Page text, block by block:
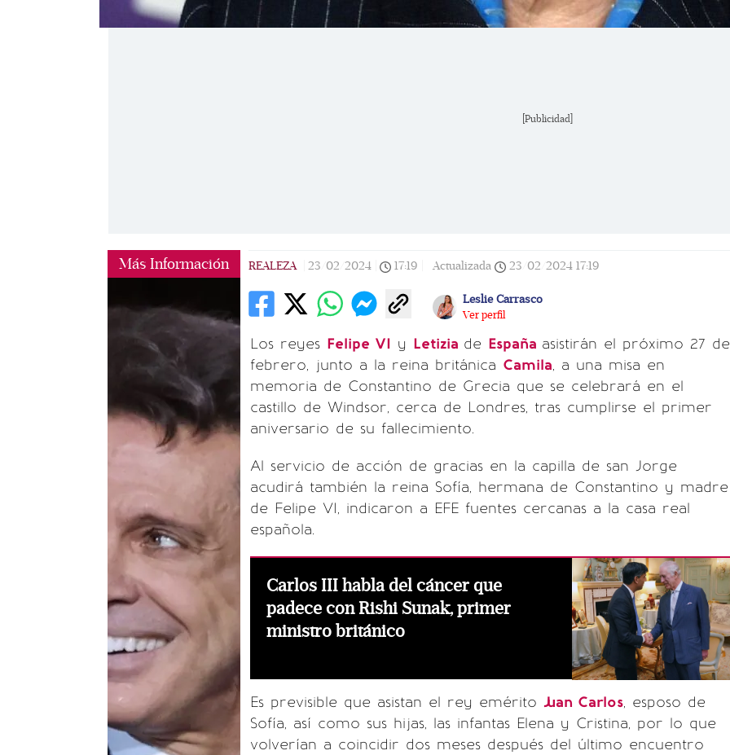
[Publicidad]
Más Información REALEZA 23/02/2024 17:19 Actualizada 23/02/2024 17:19
Leslie Carrasco
Ver perfil
Los reyes Felipe VI y Letizia de España asistirán el próximo 27 de
febrero, junto a la reina británica Camila, a una misa en
memoria de Constantino de Grecia que se celebrará en el
castillo de Windsor, cerca de Londres, tras cumplirse el primer
aniversario de su fallecimiento.
Al servicio de acción de gracias en la capilla de san Jorge
acudirá también la reina Sofía, hermana de Constantino y madre
de Felipe VI, indicaron a EFE fuentes cercanas a la casa real
española.
Carlos III habla del cáncer que
padece con Rishi Sunak, primer
ministro británico
Es previsible que asistan el rey emérito Juan Carlos, esposo de
Sofía, así como sus hijas, las infantas Elena y Cristina, por lo que
volverían a coincidir dos meses después del último encuentro